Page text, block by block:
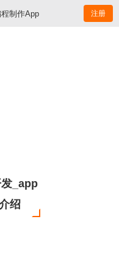
制作App 注册
_app
绍